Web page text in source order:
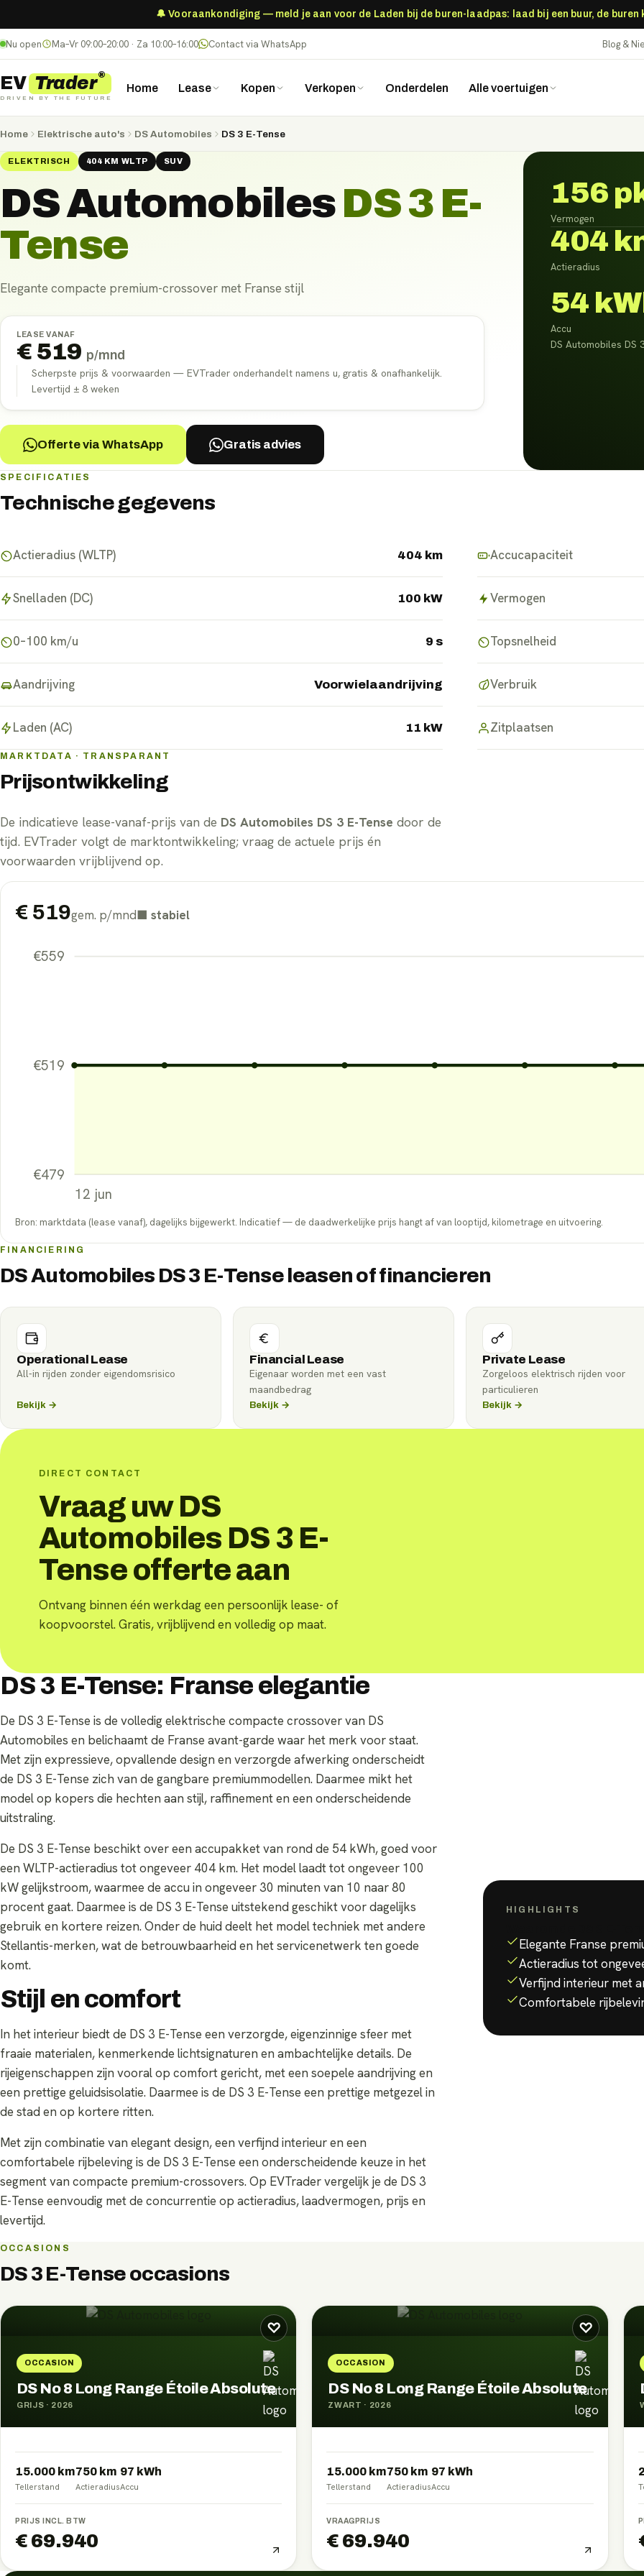
🔔 Vooraankondiging — meld je aan voor de Laden bij de buren-laadpas: laad bij een buur, de
Nu open Ma–Vr 09:00–20:00 · Za 10:00–16:00 Contact via WhatsApp Blog &
EV Trader®
DRIVEN BY THE FUTURE
Home Lease Kopen Verkopen Onderdelen Alle voertuigen
Home Elektrische auto's DS Automobiles DS 3 E-Tense
ELEKTRISCH 404 KM WLTP SUV
DS AutomobilesDS 3 E-
Tense
Elegante compacte premium-crossover met Franse stijl
LEASE VANAF
€ 519 p/mnd
Scherpste prijs & voorwaarden — EVTrader onderhandelt namens u, gratis & onafhankelijk.
Levertijd ± 8 weken
Offerte via WhatsApp Gratis advies
156
Vermogen
404
Actieradius
54
Accu
DS Automobiles DS
SPECIFICATIES
Technische gegevens
Actieradius (WLTP) 404 km Accucapaciteit
Snelladen (DC) 100 kW Vermogen
0–100 km/u 9 s Topsnelheid
Aandrijving Voorwielaandrijving Verbruik
Laden (AC) 11 kW Zitplaatsen
MARKTDATA · TRANSPARANT
Prijsontwikkeling
De indicatieve lease-vanaf-prijs van de DS Automobiles DS 3 E-Tense door de
tijd. EVTrader volgt de marktontwikkeling; vraag de actuele prijs én
voorwaarden vrijblijvend op.
€ 519gem. p/mnd■ stabiel
€559
€519
€479
12 jun
Bron: marktdata (lease vanaf), dagelijks bijgewerkt. Indicatief — de daadwerkelijke prijs hangt af van looptijd, kilometrage en uitvoering.
FINANCIERING
DS Automobiles DS 3 E-Tense leasen of financieren
Operational Lease
All-in rijden zonder eigendomsrisico
Bekijk →
Financial Lease
Eigenaar worden met een vast
maandbedrag
Bekijk →
Private Lease
Zorgeloos elektrisch rijden voor
particulieren
Bekijk →
DIRECT CONTACT
Vraag uw DS
Automobiles DS 3 E-
Tense offerte aan
Ontvang binnen één werkdag een persoonlijk lease- of
koopvoorstel. Gratis, vrijblijvend en volledig op maat.
DS 3 E-Tense: Franse elegantie
De DS 3 E-Tense is de volledig elektrische compacte crossover van DS
Automobiles en belichaamt de Franse avant-garde waar het merk voor staat.
Met zijn expressieve, opvallende design en verzorgde afwerking onderscheidt
de DS 3 E-Tense zich van de gangbare premiummodellen. Daarmee mikt het
model op kopers die hechten aan stijl, raffinement en een onderscheidende
uitstraling.
De DS 3 E-Tense beschikt over een accupakket van rond de 54 kWh, goed voor
een WLTP-actieradius tot ongeveer 404 km. Het model laadt tot ongeveer 100
kW gelijkstroom, waarmee de accu in ongeveer 30 minuten van 10 naar 80
procent gaat. Daarmee is de DS 3 E-Tense uitstekend geschikt voor dagelijks
gebruik en kortere reizen. Onder de huid deelt het model techniek met andere
Stellantis-merken, wat de betrouwbaarheid en het servicenetwerk ten goede
komt.
Stijl en comfort
In het interieur biedt de DS 3 E-Tense een verzorgde, eigenzinnige sfeer met
fraaie materialen, kenmerkende lichtsignaturen en ambachtelijke details. De
rijeigenschappen zijn vooral op comfort gericht, met een soepele aandrijving en
een prettige geluidsisolatie. Daarmee is de DS 3 E-Tense een prettige metgezel in
de stad en op kortere ritten.
Met zijn combinatie van elegant design, een verfijnd interieur en een
comfortabele rijbeleving is de DS 3 E-Tense een onderscheidende keuze in het
segment van compacte premium-crossovers. Op EVTrader vergelijk je de DS 3
E-Tense eenvoudig met de concurrentie op actieradius, laadvermogen, prijs en
levertijd.
HIGHLIGHTS
Elegante Franse
Actieradius tot
Verfijnd interieur met
Comfortabele
OCCASIONS
DS 3 E-Tenseoccasions
♡
OCCASION
DS No 8 Long Range Étoile Absolute
GRIJS · 2026
15.000 km
Tellerstand
750 km
Actieradius
97 kWh
Accu
PRIJS INCL. BTW
€ 69.940
♡
OCCASION
DS No 8 Long Range Étoile Absolute
ZWART · 2026
15.000 km
Tellerstand
750 km
Actieradius
97 kWh
Accu
VRAAGPRIJS
€ 69.940